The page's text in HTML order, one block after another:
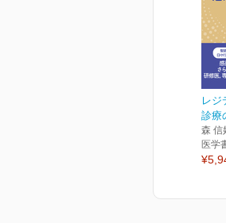
レジ
診療
森 信
医学